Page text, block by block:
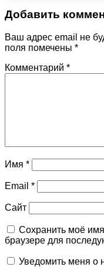
Добавить
Ваш адрес email не
поля помечены *
Комментарий *
Имя *
Email *
Сайт
Сохранить моё
браузере для
Уведомить меня о